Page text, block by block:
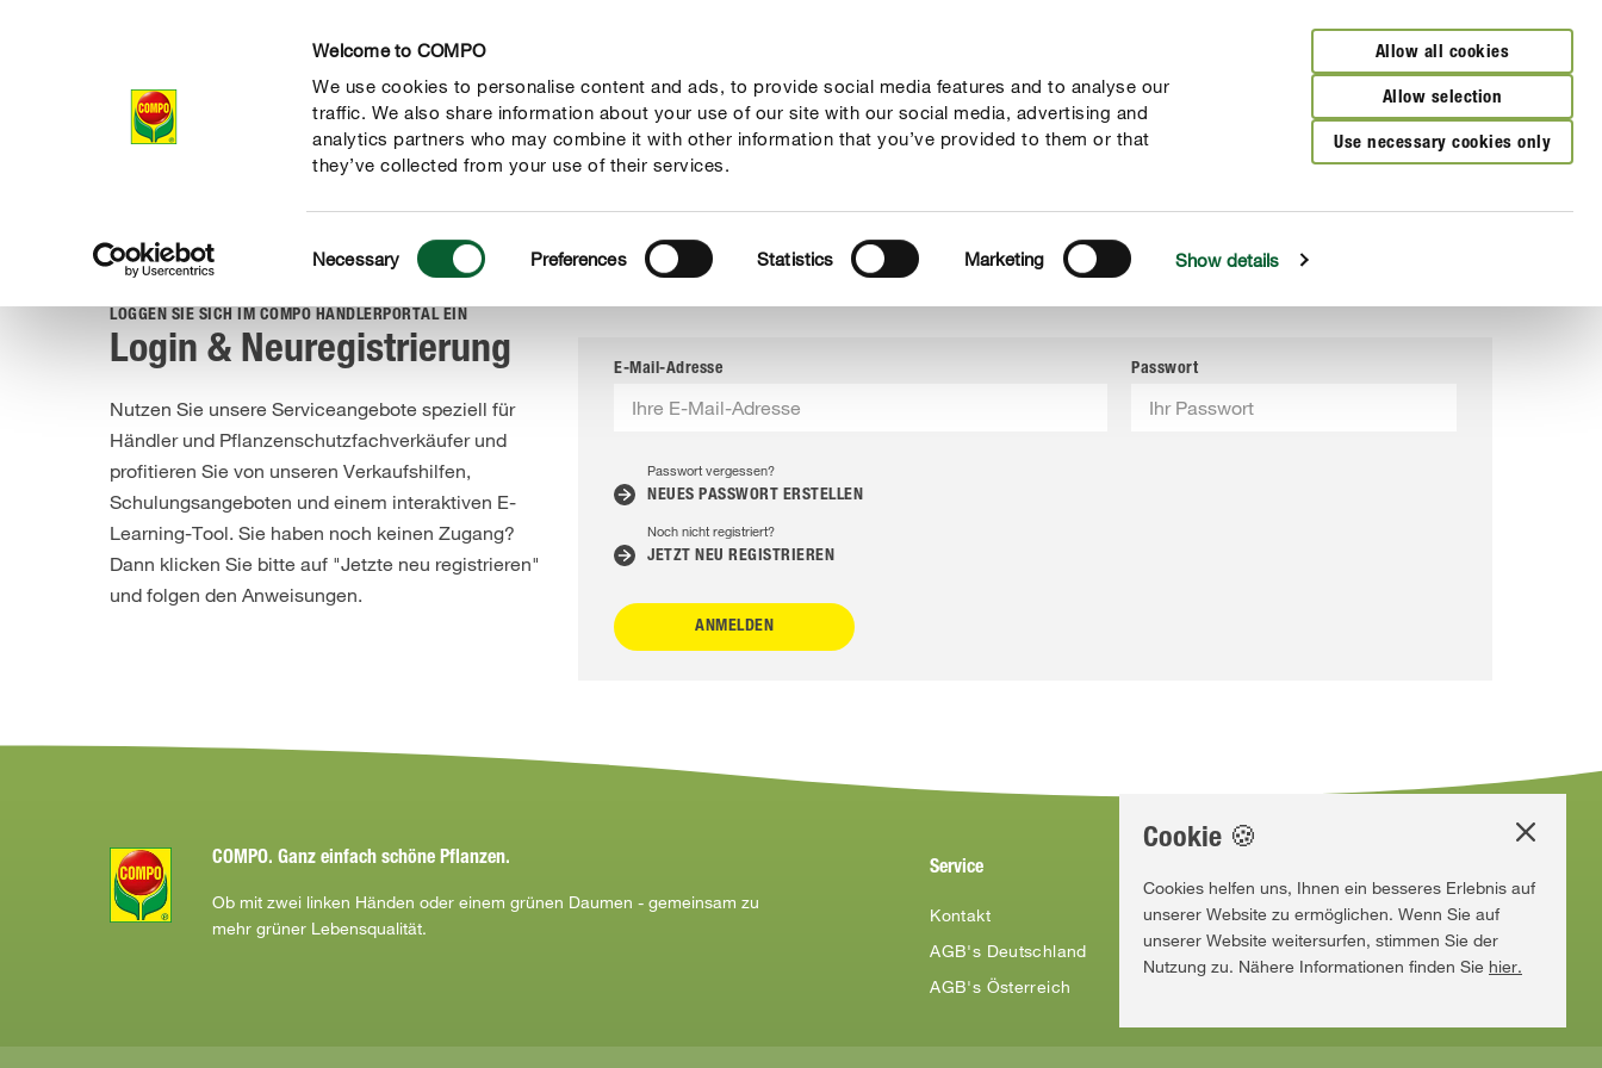
Welcome to COMPO
We use cookies to personalise content and ads, to provide social media features and to analyse our
traffic. We also share information about your use of our site with our social media, advertising and
analytics partners who may combine it with other information that you’ve provided to them or that
they’ve collected from your use of their services.
Selection
Necessary Preferences Statistics Marketing Show details
Allow all cookies
Allow selection
Use necessary cookies only
COMPO Händlerportal
Login
LOGGEN SIE SICH IM COMPO HÄNDLERPORTAL EIN
Login & Neuregistrierung
Nutzen Sie unsere Serviceangebote speziell für
Händler und Pflanzenschutzfachverkäufer und
profitieren Sie von unseren Verkaufshilfen,
Schulungsangeboten und einem interaktiven E-
Learning-Tool. Sie haben noch keinen Zugang?
Dann klicken Sie bitte auf "Jetzte neu registrieren"
und folgen den Anweisungen.
E-Mail-Adresse Passwort
Passwort vergessen?
NEUES PASSWORT ERSTELLEN
Noch nicht registriert?
JETZT NEU REGISTRIEREN
COMPO. Ganz einfach schöne Pflanzen.
Ob mit zwei linken Händen oder einem grünen Daumen - gemeinsam zu
mehr grüner Lebensqualität.
Service
Kontakt
AGB's Deutschland
AGB's Österreich
COMPO Deutschland
COMPO Group
Cookie 🍪
Cookies helfen uns, Ihnen ein besseres Erlebnis auf
unserer Website zu ermöglichen. Wenn Sie auf
unserer Website weitersurfen, stimmen Sie der
Nutzung zu. Nähere Informationen finden Sie hier.